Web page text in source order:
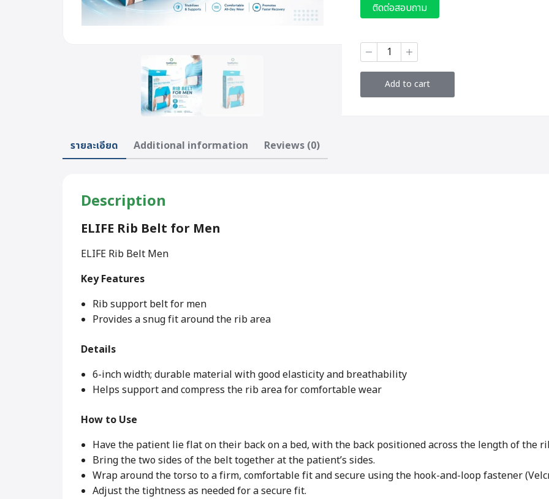
ติดต่อสอบถาม
ELIFE
Rib
Belt
quantity
Add to cart
รายละเอียด Additional information Reviews (0)
Description
ELIFE Rib Belt for Men
ELIFE Rib Belt Men
Key Features
Rib support belt for men
Provides a snug fit around the rib area
Details
6-inch width; durable material with good elasticity and breathability
Helps support and compress the rib area for comfortable wear
How to Use
Have the patient lie flat on their back on a bed, with the back positioned across the length of the
Bring the two sides of the belt together at the patient’s sides.
Wrap around the torso to a firm, comfortable fit and secure using the hook-and-loop fastener
Adjust the tightness as needed for a secure fit.